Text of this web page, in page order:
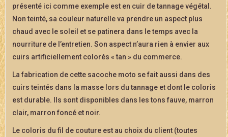
présenté ici comme exemple est en cuir de tannage végétal.
Non teinté, sa couleur naturelle va prendre un aspect plus
chaud avec le soleil et se patinera dans le temps avec la
nourriture de l’entretien. Son aspect n’aura rien à envier aux
cuirs artificiellement colorés « tan » du commerce.
La fabrication de cette sacoche moto se fait aussi dans des
cuirs teintés dans la masse lors du tannage et dont le coloris
est durable. Ils sont disponibles dans les tons fauve, marron
clair, marron foncé et noir.
Le coloris du fil de couture est au choix du client (toutes